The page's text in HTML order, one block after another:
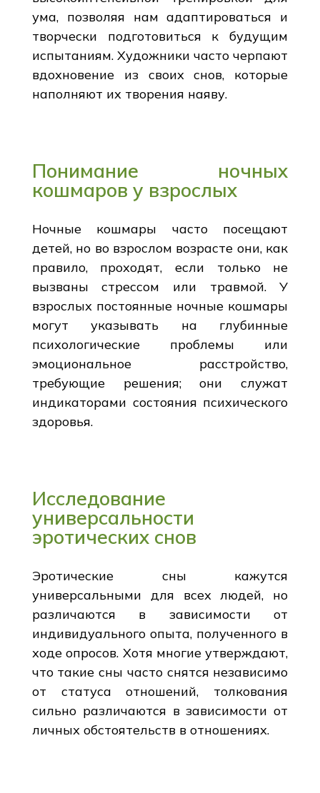
ума, позволяя нам адаптироваться и
творчески подготовиться к будущим
испытаниям. Художники часто черпают
вдохновение из своих снов, которые
наполняют их творения наяву.
Понимание ночных
кошмаров у взрослых
Ночные кошмары часто посещают
детей, но во взрослом возрасте они, как
правило, проходят, если только не
вызваны стрессом или травмой. У
взрослых постоянные ночные кошмары
могут указывать на глубинные
психологические проблемы или
эмоциональное расстройство,
требующие решения; они служат
индикаторами состояния психического
здоровья.
Исследование
универсальности
эротических снов
Эротические сны кажутся
универсальными для всех людей, но
различаются в зависимости от
индивидуального опыта, полученного в
ходе опросов. Хотя многие утверждают,
что такие сны часто снятся независимо
от статуса отношений, толкования
сильно различаются в зависимости от
личных обстоятельств в отношениях.